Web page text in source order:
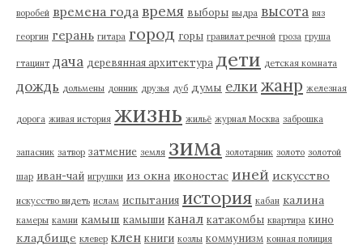
воробей времена года время выборы выдра высота вяз
георгин герань гитара город горы гравилат речной гроза груша
гтацинт дача деревянная архитектура дети детская комната
дождь дольмены донник друзья дуб думы елки жанр железная
дорога живая история жизнь жильё журнал Москва заброшка
запасник затвор затмение земля зима золотарник золото золотой
шар иван-чай игрушки из окна иконостас иней искусство
искусство видеть ислам испытания история кабан калина
камеры камни камыш камыши канал катакомбы квартира кино
кладбище клевер клен книги козлы коммунизм конная полиция